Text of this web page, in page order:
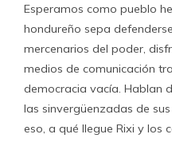
Esperamos como pueblo
hondureño sepa
mercenarios del poder,
medios de comunicación
democracia vacía. Hablan
las sinvergüenzadas de
eso, a qué llegue Rixi y los